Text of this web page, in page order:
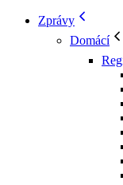
Zprávy
Domácí